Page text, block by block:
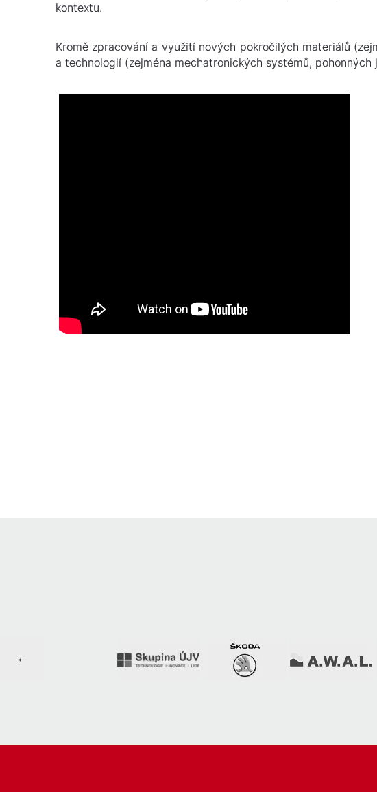
kontextu.
Kromě zpracování a využití nových pokročilých materiálů
a technologií (zejména mechatronických systémů,